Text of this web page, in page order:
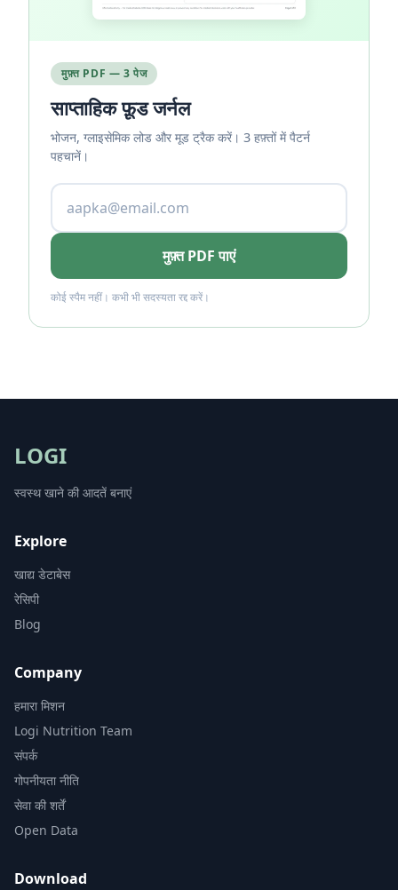
मुफ़्त PDF — 3 पेज
साप्ताहिक फ़ूड जर्नल
भोजन, ग्लाइसेमिक लोड और मूड ट्रैक करें। 3 हफ़्तों में पैटर्न
पहचानें।
मुफ़्त PDF पाएं
कोई स्पैम नहीं। कभी भी सदस्यता रद्द करें।
LOGI
स्वस्थ खाने की आदतें बनाएं
Explore
खाद्य डेटाबेस
रेसिपी
Blog
Company
हमारा मिशन
Logi Nutrition Team
संपर्क
गोपनीयता नीति
सेवा की शर्तें
Open Data
Download